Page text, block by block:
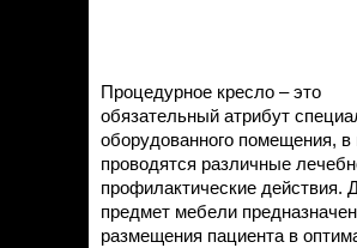
Процедурное кресло – это
обязательный атрибут
оборудованного помещения, в
проводятся различные
профилактические действия.
предмет мебели
размещения пациента в